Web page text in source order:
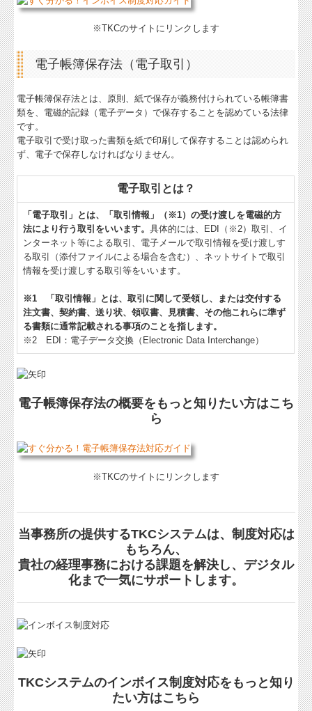
※TKCのサイトにリンクします
電子帳簿保存法（電子取引）
電子帳簿保存法とは、原則、紙で保存が義務付けられている帳簿書
類を、電磁的記録（電子データ）で保存することを認めている法律
です。
電子取引で受け取った書類を紙で印刷して保存することは認められ
ず、電子で保存しなければなりません。
電子取引とは？
「電子取引」とは、「取引情報」（※1）の受け渡しを電磁的方
法により行う取引をいいます。具体的には、EDI（※2）取引、イ
ンターネット等による取引、電子メールで取引情報を受け渡しす
る取引（添付ファイルによる場合を含む）、ネットサイトで取引
情報を受け渡しする取引等をいいます。
※1 「取引情報」とは、取引に関して受領し、または交付する
注文書、契約書、送り状、領収書、見積書、その他これらに準ず
る書類に通常記載される事項のことを指します。
※2 EDI：電子データ交換（Electronic Data Interchange）
電子帳簿保存法の概要をもっと知りたい方はこち
ら
※TKCのサイトにリンクします
当事務所の提供するTKCシステムは、制度対応は
もちろん、
貴社の経理事務における課題を解決し、デジタル
化まで一気にサポートします。
TKCシステムのインボイス制度対応をもっと知り
たい方はこちら